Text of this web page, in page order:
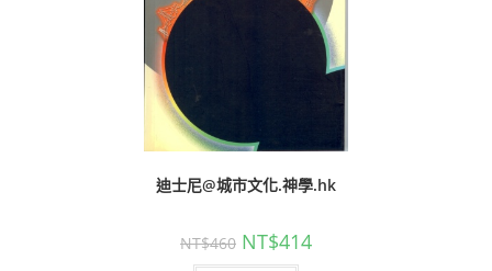
迪士尼@城市文化.神學.hk
NT$460 NT$414